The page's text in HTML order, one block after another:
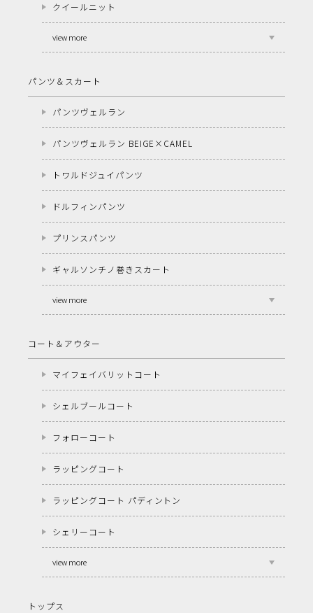
クイールニット
view more
パンツ＆スカート
パンツヴェルラン
パンツヴェルラン BEIGE×CAMEL
トワルドジュイパンツ
ドルフィンパンツ
プリンスパンツ
ギャルソンチノ巻きスカート
view more
コート＆アウター
マイフェイバリットコート
シェルブールコート
フォローコート
ラッピングコート
ラッピングコート パディントン
シェリーコート
view more
トップス